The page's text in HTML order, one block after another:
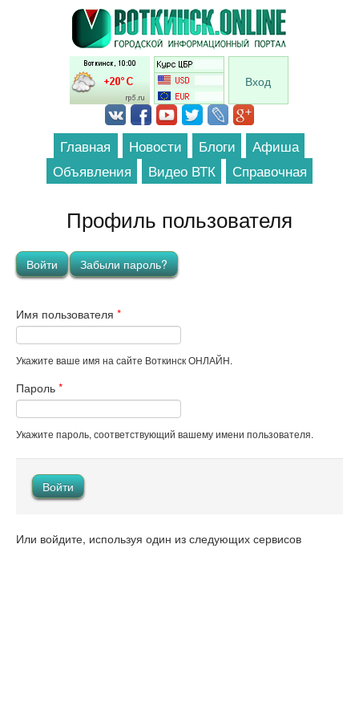
Перейти к основному содержанию
Вход
Главная Новости Блоги
Афиша
Объявления
Видео ВТК Справочная
Профиль пользователя
Главные вкладки
Войти(активная вкладка)
Забыли пароль?
Имя пользователя *
Укажите ваше имя на сайте Воткинск ОНЛАЙН.
Пароль *
Укажите пароль, соответствующий вашему имени пользователя.
Или войдите, используя один из следующих сервисов